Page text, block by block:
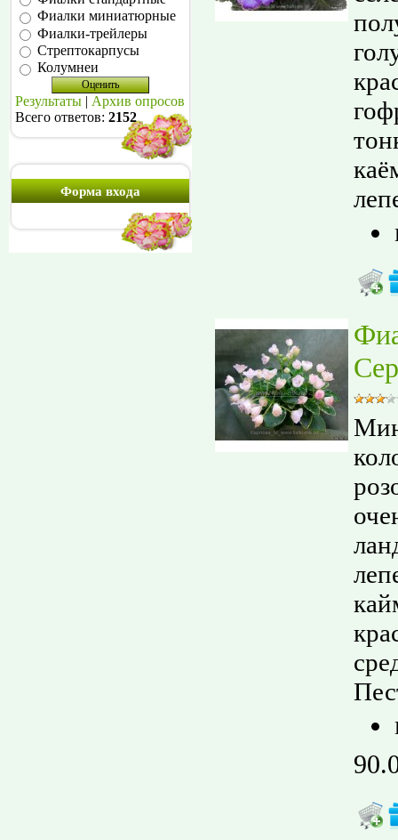
Фиалки миниатюрные
Фиалки-трейлеры
Стрептокарпусы
Колумнеи
Результаты
Архив опросов
Всего ответов: 2152
Форма входа